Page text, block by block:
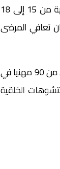
بعد ذلك، سيقوم الفريق الطبي باختيار المرضى الذين سيكونون مؤهلين للخضوع لعمليات جراحية من 15 إلى 18
لضمان تعافي المرضى
وقالت نائبة رئيسة الجمعية، فوزية جبارة محمودي، إن هذه العملية التضامنية تعرف مشاركة أزيد من 90 مهنيا في
التشوهات الخلقية